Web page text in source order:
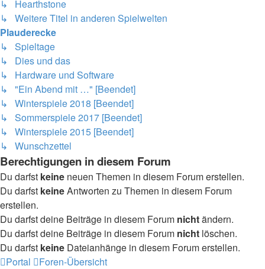
↳ Hearthstone
↳ Weitere Titel in anderen Spielwelten
Plauderecke
↳ Spieltage
↳ Dies und das
↳ Hardware und Software
↳ "Ein Abend mit …" [Beendet]
↳ Winterspiele 2018 [Beendet]
↳ Sommerspiele 2017 [Beendet]
↳ Winterspiele 2015 [Beendet]
↳ Wunschzettel
Berechtigungen in diesem Forum
Du darfst keine neuen Themen in diesem Forum erstellen.
Du darfst keineAntworten zu Themen in diesem Forum
erstellen.
Du darfst deine Beiträge in diesem Forum nichtändern.
Du darfst deine Beiträge in diesem Forum nicht löschen.
Du darfst keine Dateianhänge in diesem Forum erstellen.
Portal
Foren-Übersicht